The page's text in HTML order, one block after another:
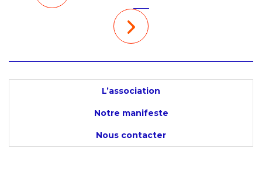
L’association
Notre manifeste
Nous contacter